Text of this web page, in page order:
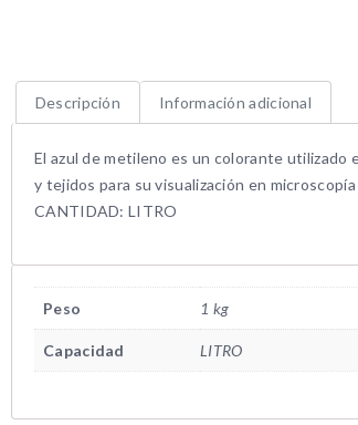
Descripción Información adicional
El azul de metileno es un colorante utilizado
y tejidos para su visualización en microscopía
CANTIDAD: LITRO
Peso 1 kg
Capacidad LITRO